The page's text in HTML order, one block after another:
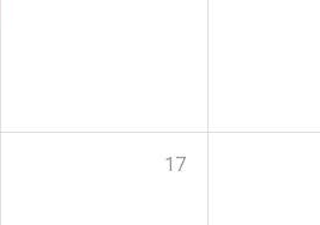
17